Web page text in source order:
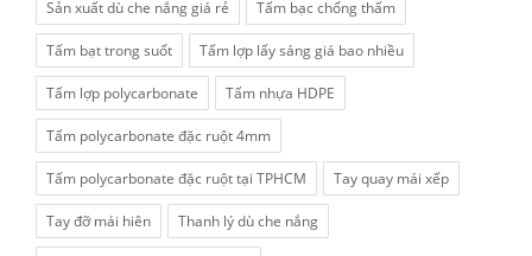
Sản xuất dù che nắng giá rẻ Tấm bạc chống thấm
Tấm bạt trong suốt Tấm lợp lấy sáng giá bao nhiều
Tấm lợp polycarbonate Tấm nhựa HDPE
Tấm polycarbonate đặc ruột 4mm
Tấm polycarbonate đặc ruột tại TPHCM Tay quay mái xếp
Tay đỡ mái hiên Thanh lý dù che nắng